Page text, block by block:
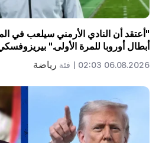
"أعتقد أن النادي الأرمني سيلعب في
أبطال أوروبا للمرة الأولى."
06.08.2026 02:03 | فئة رياضة